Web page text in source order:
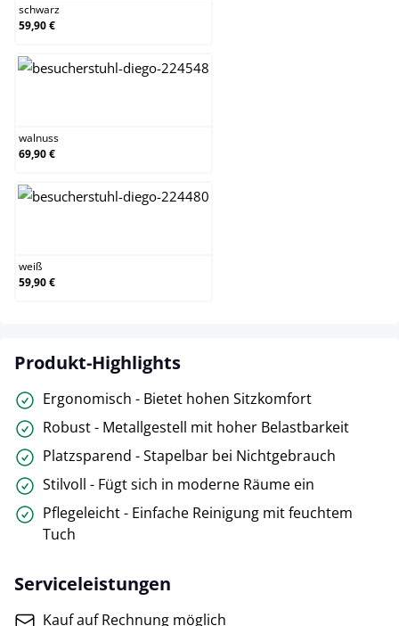
schwarz
59,90 €
walnuss
69,90 €
weiß
59,90 €
Produkt-Highlights
Ergonomisch - Bietet hohen Sitzkomfort
Robust - Metallgestell mit hoher Belastbarkeit
Platzsparend - Stapelbar bei Nichtgebrauch
Stilvoll - Fügt sich in moderne Räume ein
Pflegeleicht - Einfache Reinigung mit feuchtem
Tuch
Serviceleistungen
Kauf auf Rechnung möglich